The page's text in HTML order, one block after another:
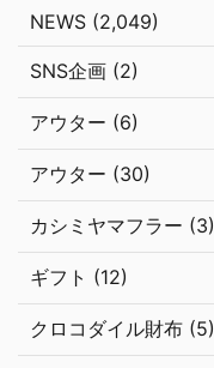
NEWS (2,049)
SNS企画 (2)
アウター (6)
アウター (30)
カシミヤマフラー (3)
ギフト (12)
クロコダイル財布 (5)